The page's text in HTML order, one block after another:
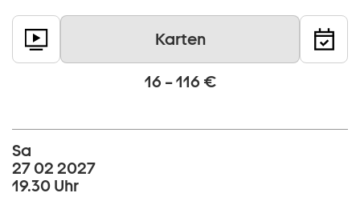
Karten
16 – 116 €
Sa
27 02 2027
19.30 Uhr